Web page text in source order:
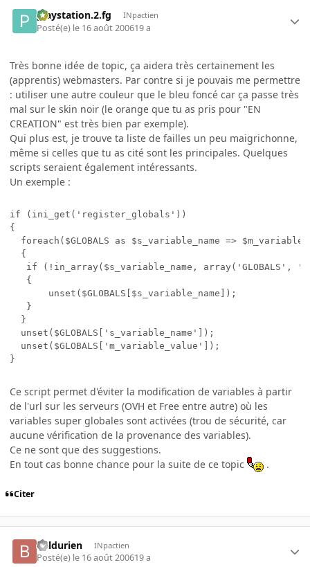
playstation.2.fg INpactien
Posté(e) le 16 août 200619 a
Très bonne idée de topic, ça aidera très certainement les
(apprentis) webmasters. Par contre si je pouvais me permettre
: utiliser une autre couleur que le bleu foncé car ça passe très
mal sur le skin noir (le orange que tu as pris pour "EN
CREATION" est très bien par exemple).
Qui plus est, je trouve ta liste de failles un peu maigrichonne,
même si celles que tu as cité sont les principales. Quelques
scripts seraient également intéressants.
Un exemple :
if (ini_get('register_globals'))
{
foreach($GLOBALS as $s_variable_name =>
  {
if (!in_array($s_variable_name, array('GLOBALS',
   {
   }
  }
  unset($GLOBALS['s_variable_name']);
  unset($GLOBALS['m_variable_value']);
}
Ce script permet d'éviter la modification de variables à partir
de l'url sur les serveurs (OVH et Free entre autre) où les
variables super globales sont activées (trou de sécurité, car
aucune vérification de la provenance des variables).
Ce ne sont que des suggestions.
En tout cas bonne chance pour la suite de ce topic
.
Citer
Baldurien INpactien
Posté(e) le 16 août 200619 a